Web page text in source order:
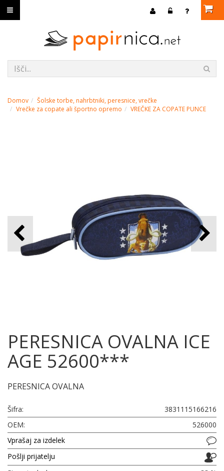
Domov
Šolske torbe, nahrbtniki, peresnice, vrečke
Vrečke za copate ali športno opremo
VREČKE ZA COPATE PUNCE
PERESNICA OVALNA ICE
AGE 52600***
PERESNICA OVALNA
Šifra:
3831115166216
OEM:
526000
Vprašaj za izdelek
Pošlji prijatelju